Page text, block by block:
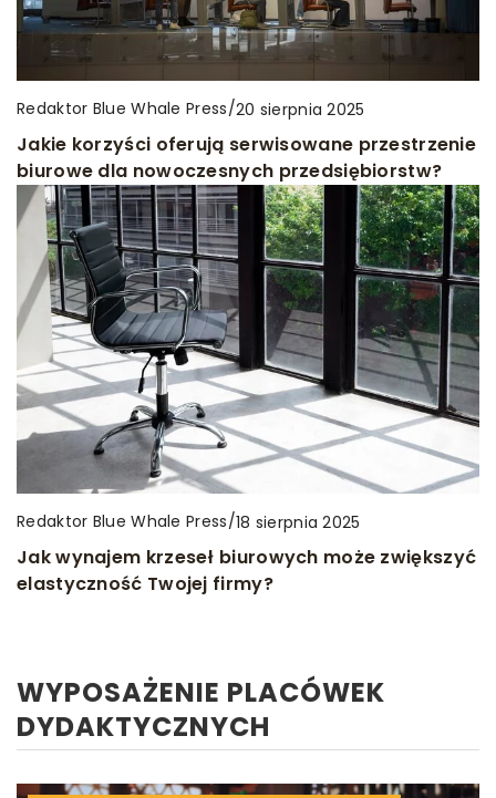
Redaktor Blue Whale Press/20 sierpnia 2025
Jakie korzyści oferują serwisowane przestrzenie
biurowe dla nowoczesnych przedsiębiorstw?
Redaktor Blue Whale Press/18 sierpnia 2025
Jak wynajem krzeseł biurowych może zwiększyć
elastyczność Twojej firmy?
WYPOSAŻENIE PLACÓWEK
DYDAKTYCZNYCH